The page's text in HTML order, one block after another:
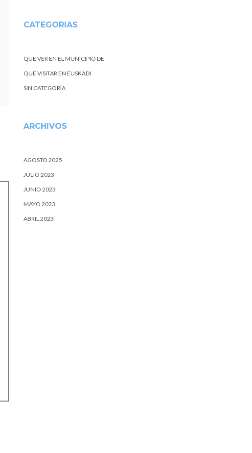
CATEGORIAS
QUE VER EN EL MUNICIPIO DE
QUE VISITAR EN EUSKADI
SIN CATEGORÍA
ARCHIVOS
AGOSTO 2025
JULIO 2023
JUNIO 2023
MAYO 2023
ABRIL 2023